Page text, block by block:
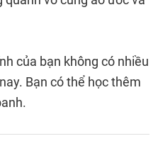
của bạn không có nhiều
Bạn có thể học thêm